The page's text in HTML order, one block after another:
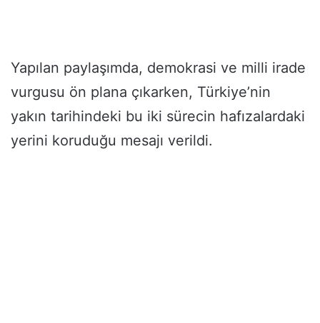
Yapılan paylaşımda, demokrasi ve milli irade
vurgusu ön plana çıkarken, Türkiye’nin
yakın tarihindeki bu iki sürecin hafızalardaki
yerini koruduğu mesajı verildi.